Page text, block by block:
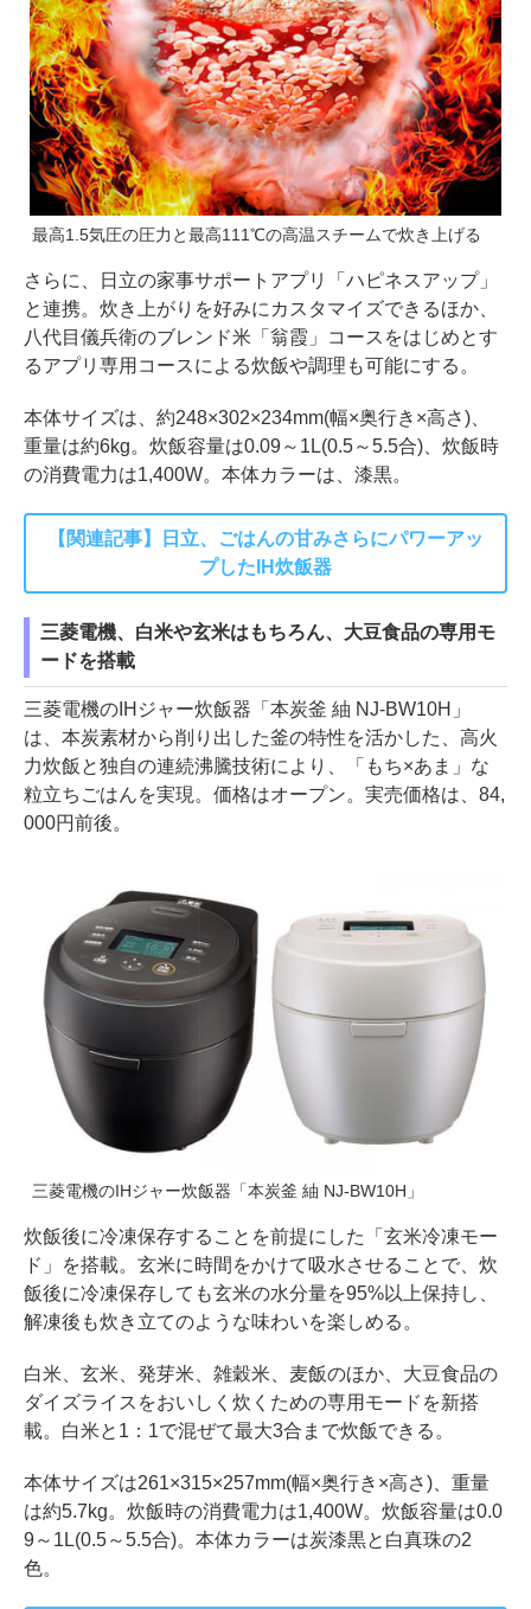
最高1.5気圧の圧力と最高111℃の高温スチームで炊き上げる
さらに、日立の家事サポートアプリ「ハピネスアップ」
と連携。炊き上がりを好みにカスタマイズできるほか、
八代目儀兵衛のブレンド米「翁霞」コースをはじめとす
るアプリ専用コースによる炊飯や調理も可能にする。
本体サイズは、約248×302×234mm(幅×奥行き×高さ)、
重量は約6kg。炊飯容量は0.09～1L(0.5～5.5合)、炊飯時
の消費電力は1,400W。本体カラーは、漆黒。
【関連記事】日立、ごはんの甘みさらにパワーアッ
プしたIH炊飯器
三菱電機、白米や玄米はもちろん、大豆食品の専用モ
ードを搭載
三菱電機のIHジャー炊飯器「本炭釜 紬 NJ-BW10H」
は、本炭素材から削り出した釜の特性を活かした、高火
力炊飯と独自の連続沸騰技術により、「もち×あま」な
粒立ちごはんを実現。価格はオープン。実売価格は、84,
000円前後。
三菱電機のIHジャー炊飯器「本炭釜 紬 NJ-BW10H」
炊飯後に冷凍保存することを前提にした「玄米冷凍モー
ド」を搭載。玄米に時間をかけて吸水させることで、炊
飯後に冷凍保存しても玄米の水分量を95%以上保持し、
解凍後も炊き立てのような味わいを楽しめる。
白米、玄米、発芽米、雑穀米、麦飯のほか、大豆食品の
ダイズライスをおいしく炊くための専用モードを新搭
載。白米と1：1で混ぜて最大3合まで炊飯できる。
本体サイズは261×315×257mm(幅×奥行き×高さ)、重量
は約5.7kg。炊飯時の消費電力は1,400W。炊飯容量は0.0
9～1L(0.5～5.5合)。本体カラーは炭漆黒と白真珠の2
色。